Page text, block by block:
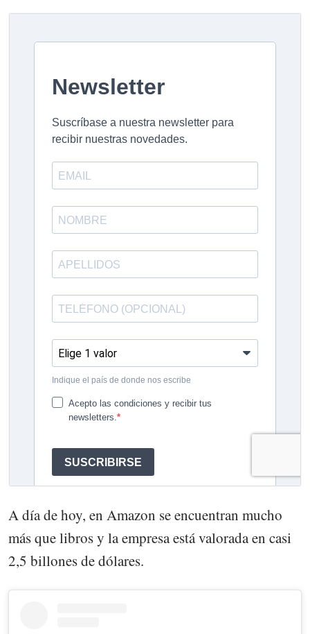
A día de hoy, en Amazon se encuentran mucho
más que libros y la empresa está valorada en casi
2,5 billones de dólares.